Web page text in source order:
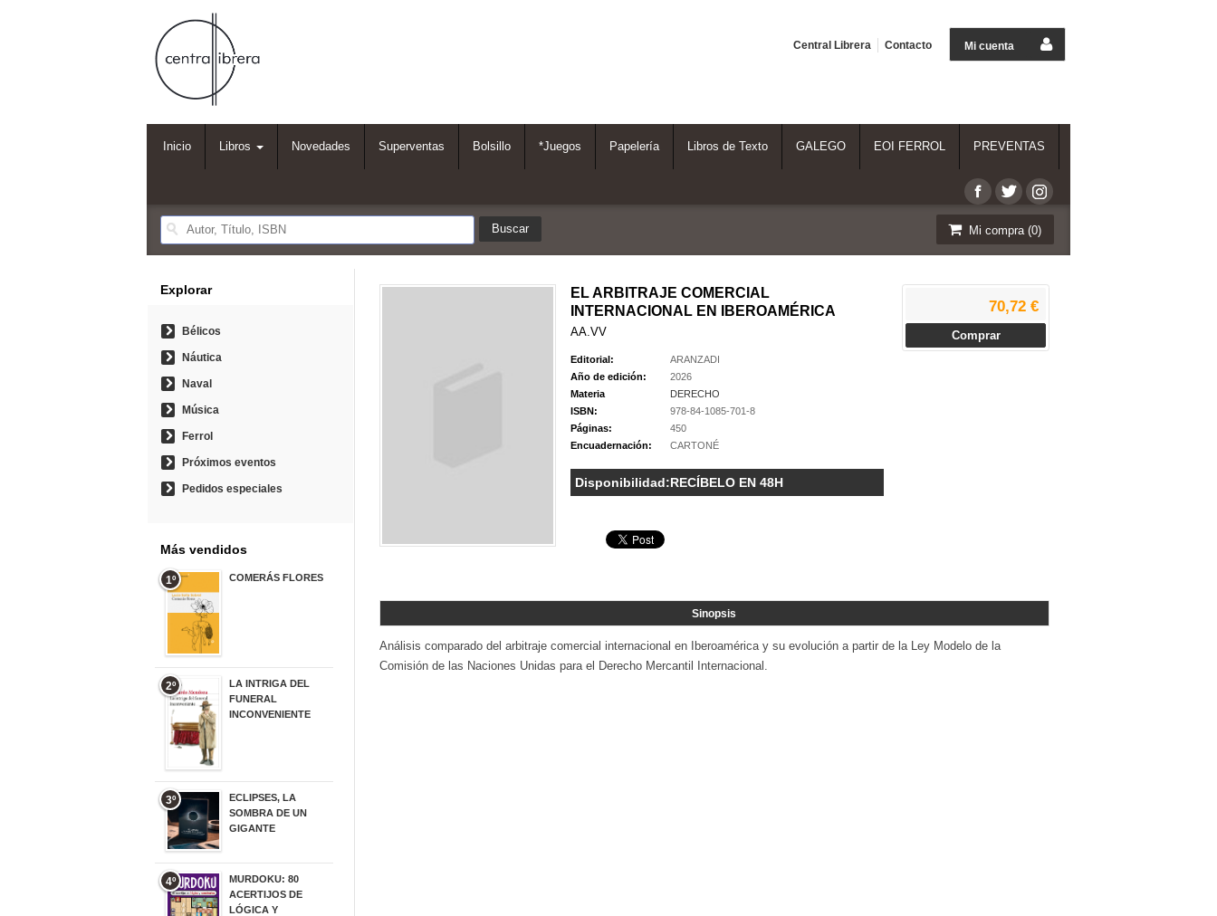
Mi cuenta
Central Librera Contacto
Inicio Libros Novedades Superventas Bolsillo *Juegos Papelería Libros de Texto GALEGO EOI FERROL PREVENTAS
Mi compra (0)
EL ARBITRAJE COMERCIAL
INTERNACIONAL EN IBEROAMÉRICA
AA.VV
Editorial:
ARANZADI
Año de edición:
2026
Materia
DERECHO
ISBN:
978-84-1085-701-8
Páginas:
450
Encuadernación:
CARTONÉ
Disponibilidad:RECÍBELO EN 48H
70,72 €
Comprar
Sinopsis
Análisis comparado del arbitraje comercial internacional en Iberoamérica y su evolución a partir de la Ley Modelo de la
Comisión de las Naciones Unidas para el Derecho Mercantil Internacional.
Explorar
Bélicos
Náutica
Naval
Música
Ferrol
Próximos eventos
Pedidos especiales
Más vendidos
1º COMERÁS FLORES
2º
LA INTRIGA DEL
FUNERAL
INCONVENIENTE
3º
ECLIPSES, LA
SOMBRA DE UN
GIGANTE
4º
MURDOKU: 80
ACERTIJOS DE
LÓGICA Y